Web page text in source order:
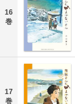
16
巻
17
巻